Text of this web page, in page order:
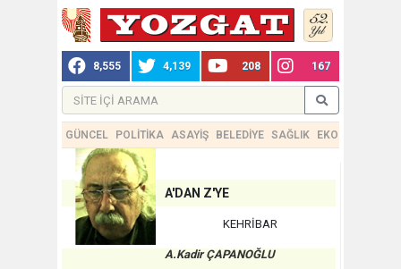
8,555 4,139 208 167
GÜNCEL POLİTİKA ASAYİŞ BELEDİYE SAĞLIK EKONOMİ
A'DAN Z'YE
KEHRİBAR
A.Kadir ÇAPANOĞLU